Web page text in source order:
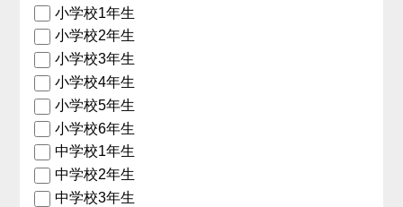
小学校1年生
小学校2年生
小学校3年生
小学校4年生
小学校5年生
小学校6年生
中学校1年生
中学校2年生
中学校3年生